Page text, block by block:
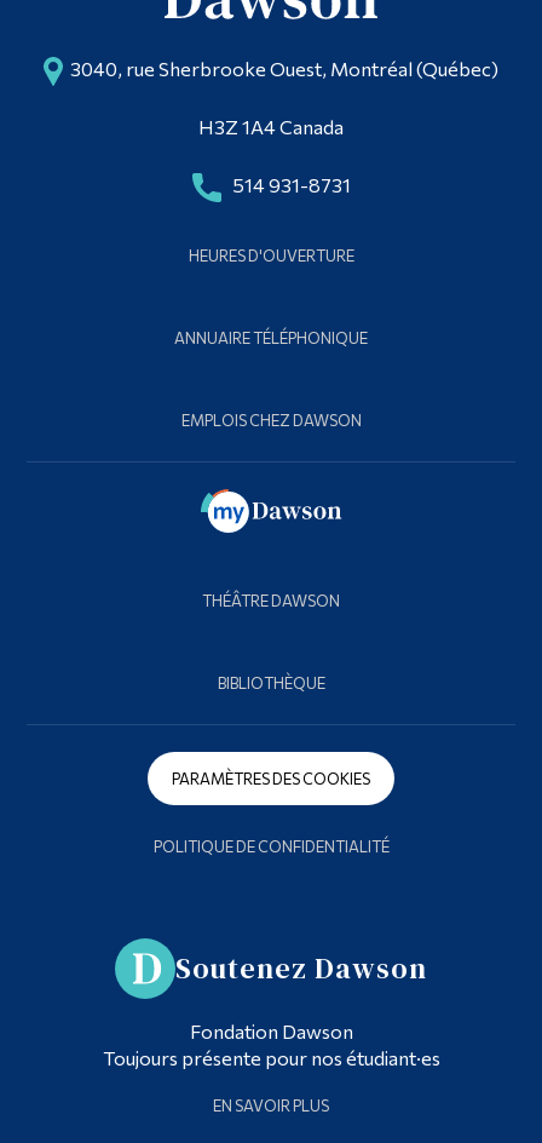
3040, rue Sherbrooke Ouest, Montréal (Québec)
H3Z 1A4 Canada
514 931-8731
HEURES D'OUVERTURE
ANNUAIRE TÉLÉPHONIQUE
EMPLOIS CHEZ DAWSON
THÉÂTRE DAWSON
BIBLIOTHÈQUE
PARAMÈTRES DES COOKIES
POLITIQUE DE CONFIDENTIALITÉ
Soutenez Dawson
Fondation Dawson
Toujours présente pour nos étudiant·es
EN SAVOIR PLUS